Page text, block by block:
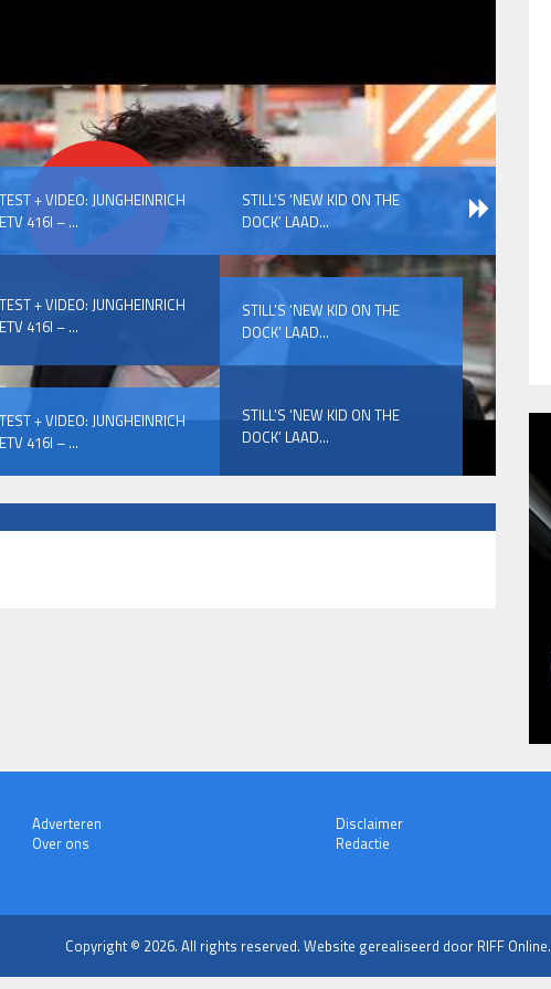
TEST + VIDEO: JUNGHEINRICH
ETV 416I – ...
STILL’S ‘NEW KID ON THE
DOCK’ LAAD...
TEST + VIDEO: JUNGHEINRICH
ETV 416I – ...
STILL’S ‘NEW KID ON THE
DOCK’ LAAD...
TEST + VIDEO: JUNGHEINRICH
ETV 416I – ...
STILL’S ‘NEW KID ON THE
DOCK’ LAAD...
Adverteren
Over ons
Disclaimer
Redactie
Copyright © 2026. All rights reserved. Website gerealiseerd door RIFF Online.